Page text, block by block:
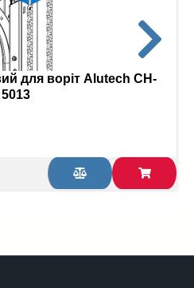
для воріт Alutech CH-
5013